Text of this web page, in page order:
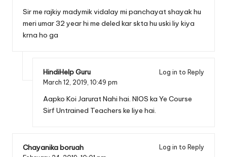
Sir me rajkiy madymik vidalay mi panchayat shayak hu
meri umar 32 year hi me deled kar skta hu uski liy kiya
krna ho ga
HindiHelp Guru
Log in to Reply
March 12, 2019, 10:49 pm
Aapko Koi Jarurat Nahi hai. NIOS ka Ye Course
Sirf Untrained Teachers ke liye hai.
Chayanika boruah
Log in to Reply